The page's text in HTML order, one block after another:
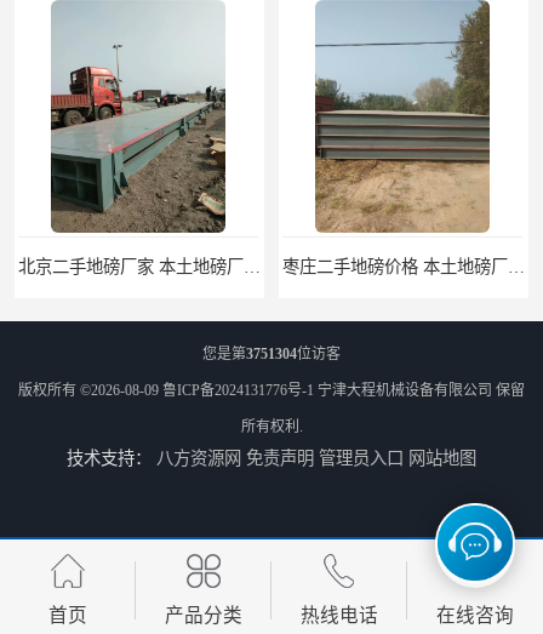
北京二手地磅厂家 本土地磅厂100秒报价 枣庄二手地磅价格 本土地磅厂100秒报价
滨州二手地磅价格 价格优惠 潍坊旧地磅出售 厂家直销
您是第3751304位访客
版权所有 ©2026-08-09 鲁ICP备2024131776号-1 宁津大程机械设备有限公司 保留
所有权利.
技术支持： 八方资源网 免责声明 管理员入口 网站地图
首页 产品分类 热线电话 在线咨询